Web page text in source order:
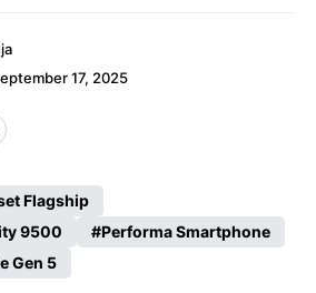
17, 2025
Flagship
9500
Performa Smartphone
Gen 5